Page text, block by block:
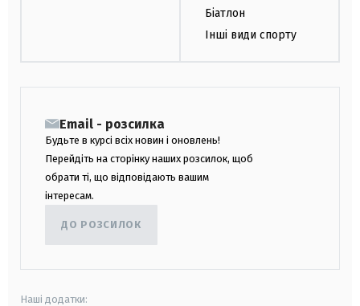
Біатлон
Інші види спорту
Email - розсилка
Будьте в курсі всіх новин і оновлень!
Перейдіть на сторінку наших розсилок, щоб
обрати ті, що відповідають вашим
інтересам.
ДО РОЗСИЛОК
Наші додатки: